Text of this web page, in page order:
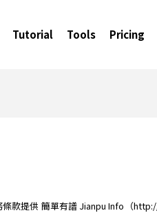
Tutorial Tools Pricing
款提供 簡單有譜 Jianpu Info（